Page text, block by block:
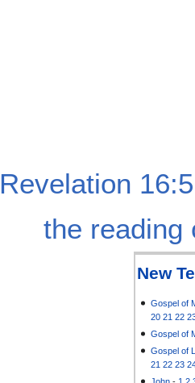
Revelation
the reading
New
Gospel of
20 21 22
Gospel of
Gospel of
21 22 23